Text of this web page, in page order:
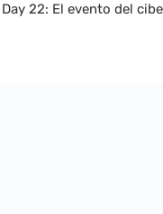
22: El evento del